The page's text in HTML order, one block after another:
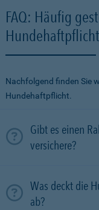
FAQ: Häufig
Hundehaftpflicht
Nachfolgend finden Sie
Hundehaftpflicht.
Gibt es einen
versichere?
Was deckt die
ab?